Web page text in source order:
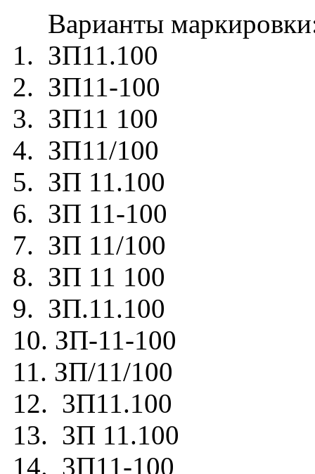
Варианты
1. ЗП11.100
2. ЗП11-100
3. ЗП11 100
4. ЗП11/100
5. ЗП 11.100
6. ЗП 11-100
7. ЗП 11/100
8. ЗП 11 100
9. ЗП.11.100
10. ЗП-11-100
11. ЗП/11/100
12. 3П11.100
13. 3П 11.100
14. 3П11-100